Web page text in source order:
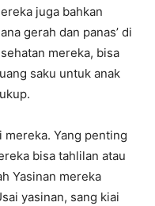
juga bahkan
gerah dan panas’ di
mereka, bisa
saku untuk anak
Yang penting
bisa tahlilan atau
Yasinan mereka
yasinan, sang kiai